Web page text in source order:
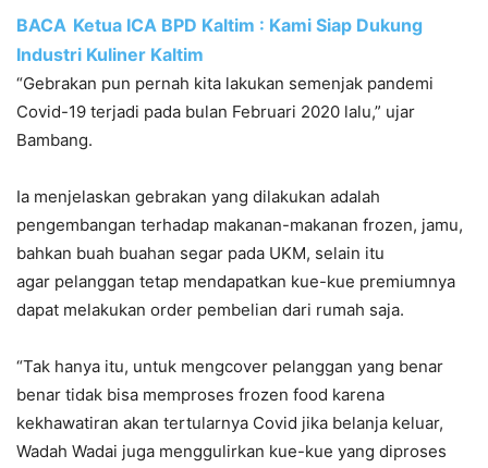
BACA Ketua ICA BPD Kaltim : Kami Siap Dukung
Industri Kuliner Kaltim
“Gebrakan pun pernah kita lakukan semenjak pandemi
Covid-19 terjadi pada bulan Februari 2020 lalu,” ujar
Bambang.
Ia menjelaskan gebrakan yang dilakukan adalah
pengembangan terhadap makanan-makanan frozen, jamu,
bahkan buah buahan segar pada UKM, selain itu
agar pelanggan tetap mendapatkan kue-kue premiumnya
dapat melakukan order pembelian dari rumah saja.
“Tak hanya itu, untuk mengcover pelanggan yang benar
benar tidak bisa memproses frozen food karena
kekhawatiran akan tertularnya Covid jika belanja keluar,
Wadah Wadai juga menggulirkan kue-kue yang diproses